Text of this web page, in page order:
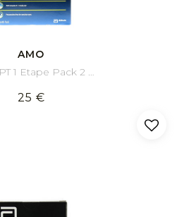
AMO
OXYSEPT 1 Etape Pack 2 x 300 ml
25 €